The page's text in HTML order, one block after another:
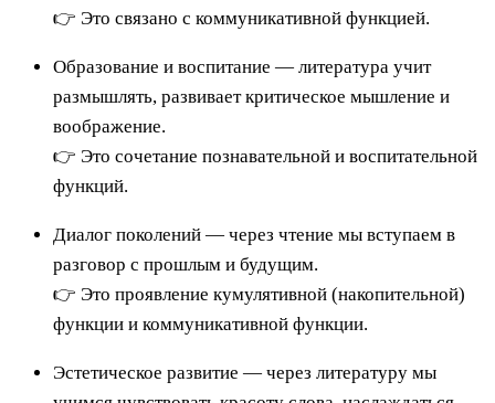
👉 Это связано с коммуникативной функцией.
Образование и воспитание — литература учит
размышлять, развивает критическое мышление и
воображение.
👉 Это сочетание познавательной и воспитательной
функций.
Диалог поколений — через чтение мы вступаем в
разговор с прошлым и будущим.
👉 Это проявление кумулятивной (накопительной)
функции и коммуникативной функции.
Эстетическое развитие — через литературу мы